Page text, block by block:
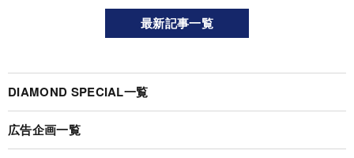
最新記事一覧
DIAMOND SPECIAL一覧
広告企画一覧